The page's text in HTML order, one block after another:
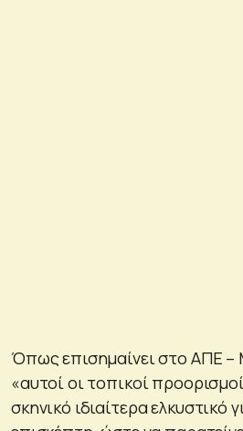
Όπως επισημαίνει στο ΑΠΕ
«αυτοί οι τοπικοί
σκηνικό ιδιαίτερα ελκυστικό